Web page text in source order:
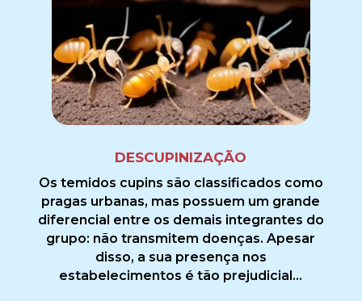
DESCUPINIZAÇÃO
Os temidos cupins são classificados como
pragas urbanas, mas possuem um grande
diferencial entre os demais integrantes do
grupo: não transmitem doenças. Apesar
disso, a sua presença nos
estabelecimentos é tão prejudicial...